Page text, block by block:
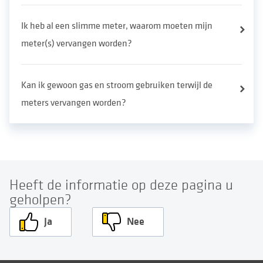
Ik heb al een slimme meter, waarom moeten mijn
meter(s) vervangen worden?
Kan ik gewoon gas en stroom gebruiken terwijl de
meters vervangen worden?
Heeft de informatie op deze pagina u
geholpen?
Ja Nee